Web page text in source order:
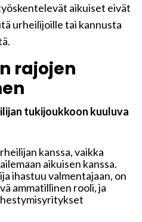
aikuiset eivät
urheilijoille tai kannusta
rajojen
tukijoukkoon kuuluva
kanssa, vaikka
aikuisen kanssa.
ihastuu valmentajaan, on
ammatillinen rooli, ja